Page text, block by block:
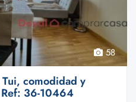
58
comodidad y
36-10464